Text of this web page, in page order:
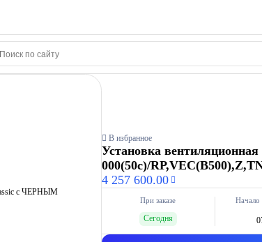
В избранное
Установка
000(50с)/
4 257 600.00
При заказе
Сегодня
Начало